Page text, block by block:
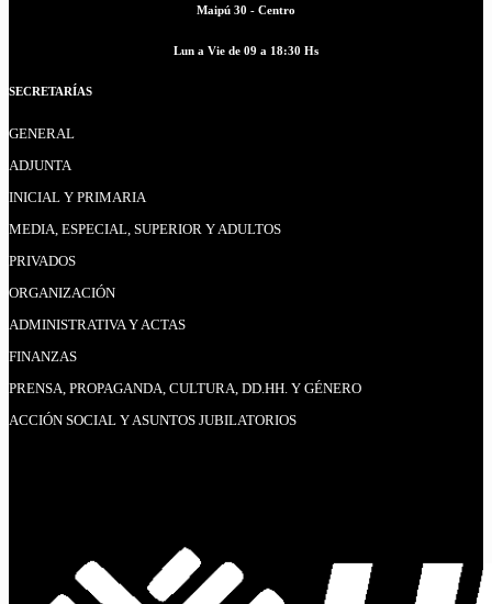
Maipú 30 - Centro
Lun a Vie de 09 a 18:30 Hs
SECRETARÍAS
GENERAL
ADJUNTA
INICIAL Y PRIMARIA
MEDIA, ESPECIAL, SUPERIOR Y ADULTOS
PRIVADOS
ORGANIZACIÓN
ADMINISTRATIVA Y ACTAS
FINANZAS
PRENSA, PROPAGANDA, CULTURA, DD.HH. Y GÉNERO
ACCIÓN SOCIAL Y ASUNTOS JUBILATORIOS